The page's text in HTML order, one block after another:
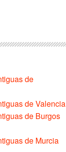
de
de Valencia
de Burgos
de Murcia